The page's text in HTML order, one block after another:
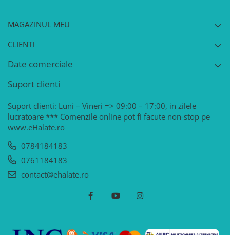
MAGAZINUL MEU
CLIENTI
Date comerciale
Suport clienti
Suport clienti: Luni – Vineri => 09:00 – 17:00, in zilele
lucratoare *** Comenzile online pot fi facute non-stop pe
www.eHalate.ro
0784184183
0761184183
contact@ehalate.ro